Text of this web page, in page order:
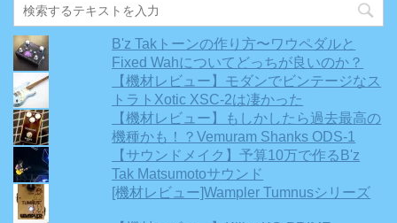
B'z Takトーンの作り方〜ワウペダルと
Fixed Wahについてどっちが良いのか？
【機材レビュー】モダンでビンテージなス
トラトXotic XSC-2は凄かった
【機材レビュー】もしかしたら過去最高の
機種かも！？Vemuram Shanks ODS-1
【サウンドメイク】予算10万で作るB'z
Tak Matsumotoサウンド
[機材レビュー]Wampler Tumnusシリーズ